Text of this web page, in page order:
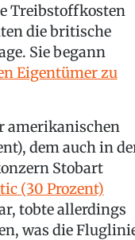
Treibstoffkosten
die britische
Sie begann
Eigentümer zu
amerikanischen
dem auch in
Stobart
(30 Prozent)
tobte allerdings
was die